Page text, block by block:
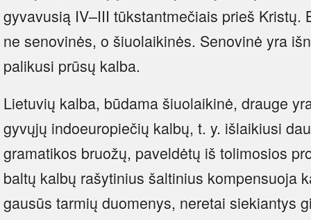
gyvavusią IV–III tūkstantmečiais prieš Kristų.
ne senovinės, o šiuolaikinės. Senovinė yra
palikusi prūsų kalba.
Lietuvių kalba, būdama šiuolaikinė, drauge
gyvųjų indoeuropiečių kalbų, t. y. išlaikiusi
gramatikos bruožų, paveldėtų iš tolimosios
baltų kalbų rašytinius šaltinius kompensuoja
gausūs tarmių duomenys, neretai siekiantys